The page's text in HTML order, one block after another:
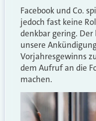
Facebook und Co.
jedoch fast keine
denkbar gering. Der
unsere
Vorjahresgewinns
dem Aufruf an die
machen.